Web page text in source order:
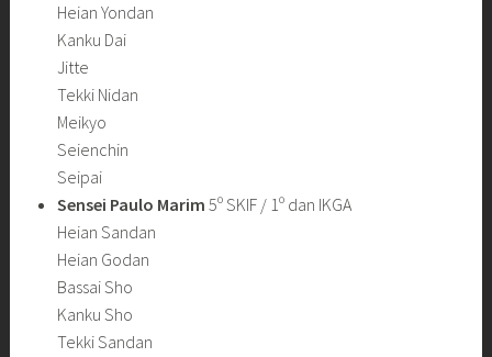
Heian Yondan
Kanku Dai
Jitte
Tekki Nidan
Meikyo
Seienchin
Seipai
Sensei Paulo Marim 5º SKIF / 1º dan IKGA
Heian Sandan
Heian Godan
Bassai Sho
Kanku Sho
Tekki Sandan